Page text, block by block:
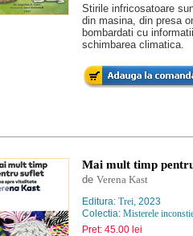
Stirile infricosatoare
din masina, din presa
bombardati cu
schimbarea climatica.
Mai mult timp
de Verena Kast
Editura: Trei, 2023
Colectia: Misterele
Pret: 45.00 lei